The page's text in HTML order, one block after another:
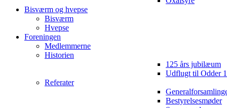
Bisværm og hvepse
Bisværm
Hvepse
Foreningen
Medlemmerne
Historien
125 års jubilæum
Udflugt til Odder
Referater
Bestyrelsesmøder